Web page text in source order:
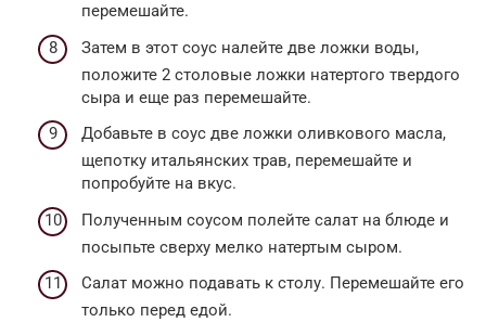
перемешайте.
Затем в этот соус налейте две ложки воды,
положите 2 столовые ложки натертого твердого
сыра и еще раз перемешайте.
Добавьте в соус две ложки оливкового масла,
щепотку итальянских трав, перемешайте и
попробуйте на вкус.
Полученным соусом полейте салат на блюде и
посыпьте сверху мелко натертым сыром.
Салат можно подавать к столу. Перемешайте его
только перед едой.